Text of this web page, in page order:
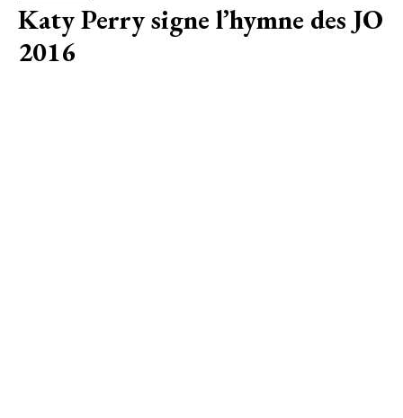
Katy Perry signe l’hymne des JO
2016